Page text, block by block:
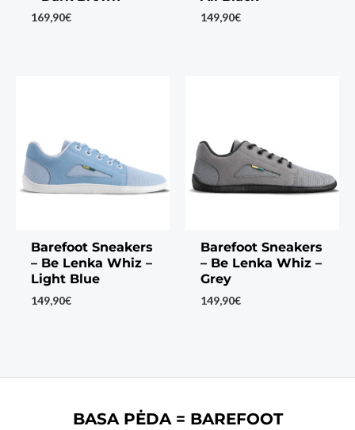
169,90€ 149,90€
Barefoot Sneakers
– Be Lenka Whiz –
Light Blue
149,90€
Barefoot Sneakers
– Be Lenka Whiz –
Grey
149,90€
BASA PĖDA = BAREFOOT